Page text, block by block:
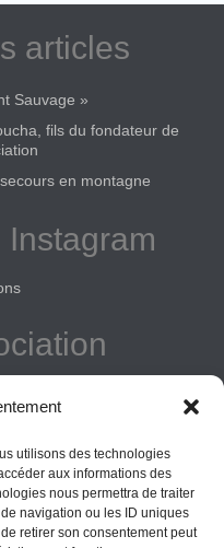
utilisons des technologies
aux informations des
nous permettra de traiter
navigation ou les ID uniques
retirer son consentement peut
articles
Sauvage »
fils du fondateur de
en montagne